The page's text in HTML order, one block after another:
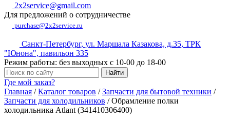
2x2service@gmail.com
Для предложений о сотрудничестве
purchase@2x2service.ru
Санкт-Петербург, ул. Маршала Казакова, д.35, ТРК
"Юнона", павильон 335
Режим работы: без выходных с 10-00 до 18-00
Где мой заказ?
Главная /Каталог товаров /Запчасти для бытовой техники /
Запчасти для холодильников /Обрамление полки
холодильника Atlant (341410306400)